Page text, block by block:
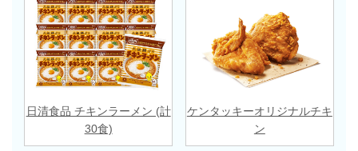
日清食品 チキンラーメン (計
30食)
ケンタッキーオリジナルチキ
ン